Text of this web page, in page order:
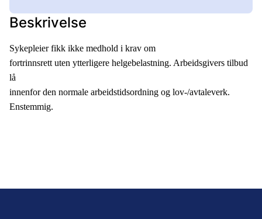
Beskrivelse
Sykepleier fikk ikke medhold i krav om
fortrinnsrett uten ytterligere helgebelastning. Arbeidsgivers tilbud
lå
innenfor den normale arbeidstidsordning og lov-/avtaleverk.
Enstemmig.